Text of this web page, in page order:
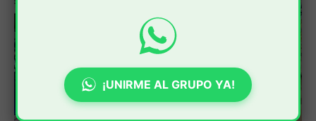
¡UNIRME AL GRUPO YA!